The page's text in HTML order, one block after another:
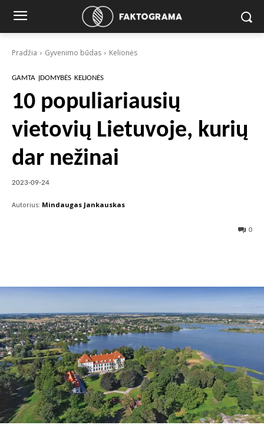
Pradžia Gyvenimo būdas Kelionės
GAMTA ĮDOMYBĖS KELIONĖS
10 populiariausių
vietovių Lietuvoje, kurių
dar nežinai
2023-09-24
Autorius: Mindaugas Jankauskas
0